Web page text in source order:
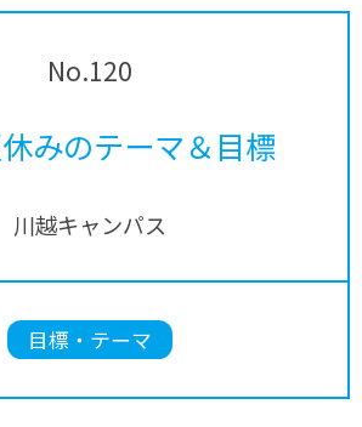
No.120
みのテーマ＆目標
川越キャンパス
目標・テーマ